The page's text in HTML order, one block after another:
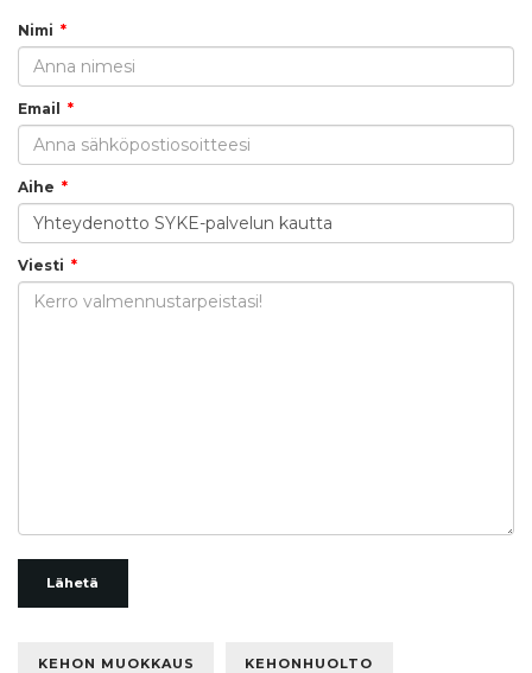
Nimi
Email
Aihe
Viesti
Lähetä
KEHON MUOKKAUS KEHONHUOLTO